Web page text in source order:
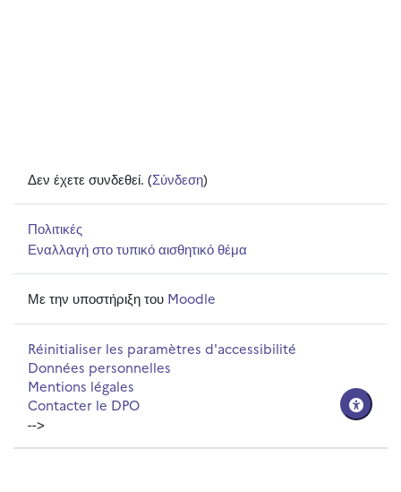
Δεν έχετε συνδεθεί. (Σύνδεση)
Πολιτικές
Εναλλαγή στο τυπικό αισθητικό θέμα
Με την υποστήριξη του Moodle
Réinitialiser les paramètres d'accessibilité
Données personnelles
Mentions légales
Contacter le DPO
-->